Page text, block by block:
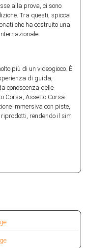
alla prova, ci sono
Tra questi, spicca
che ha costruito una
più di un videogioco. È
di guida,
conoscenza delle
Corsa, Assetto Corsa
immersiva con piste,
rendendo il sim